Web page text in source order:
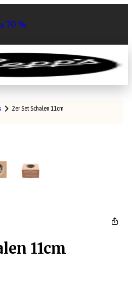
70 %
0
2er Set Schalen 11cm
11cm